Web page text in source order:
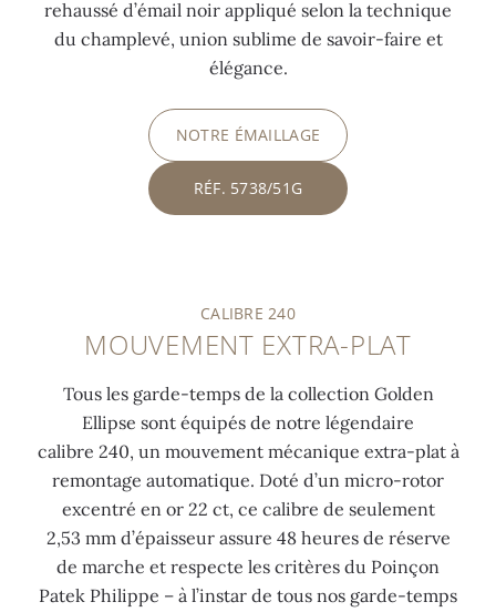
rehaussé d’émail noir appliqué selon la technique
du champlevé, union sublime de savoir-faire et
élégance.
NOTRE ÉMAILLAGE
RÉF. 5738/51G
CALIBRE 240
MOUVEMENT EXTRA-PLAT
Tous les garde-temps de la collection Golden
Ellipse sont équipés de notre légendaire
calibre 240, un mouvement mécanique extra-plat à
remontage automatique. Doté d’un micro-rotor
excentré en or 22 ct, ce calibre de seulement
2,53 mm d’épaisseur assure 48 heures de réserve
de marche et respecte les critères du Poinçon
Patek Philippe – à l’instar de tous nos garde-temps